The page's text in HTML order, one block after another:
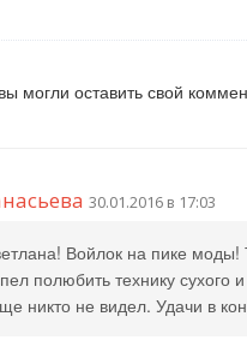
могли оставить свой
30.01.2016 в 17:03
Войлок на пике моды!
полюбить технику
никто не видел. Удачи в